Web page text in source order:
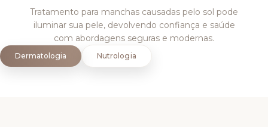
Tratamento para manchas causadas pelo sol pode
iluminar sua pele, devolvendo confiança e saúde
com abordagens seguras e modernas.
Dermatologia Nutrologia